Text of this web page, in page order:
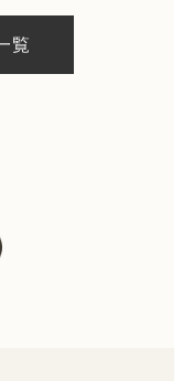
施術をご
にご相談
覧